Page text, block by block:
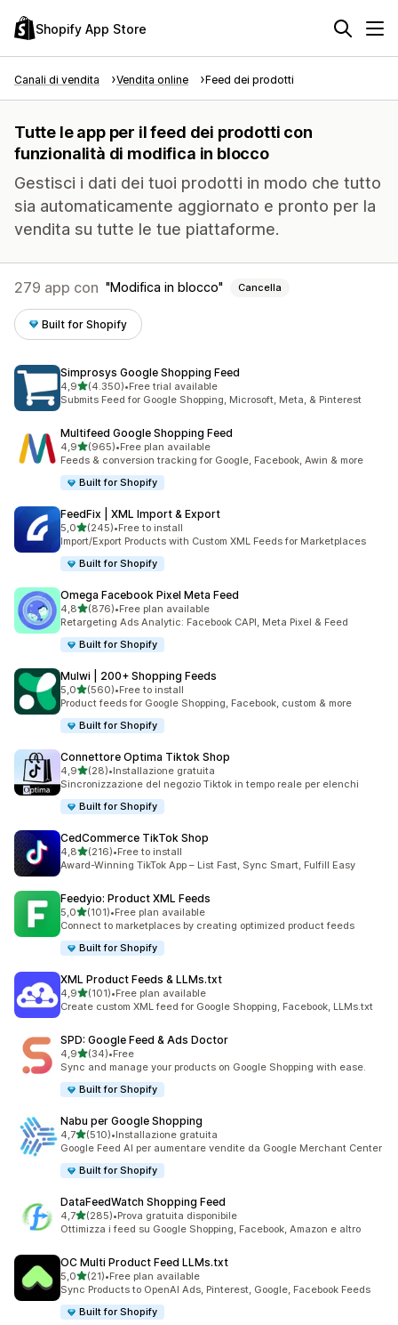
Shopify App Store
Canali di vendita Vendita online Feed dei prodotti
Tutte le app per il feed dei prodotti con
funzionalità di modifica in blocco
Gestisci i dati dei tuoi prodotti in modo che tutto
sia automaticamente aggiornato e pronto per la
vendita su tutte le tue piattaforme.
279 app con Modifica in blocco Cancella
Built for Shopify
Simprosys Google Shopping Feed
4,9stelle su 5
(4.350)
4350 recensioni totali
•Free trial available
Submits Feed for Google Shopping, Microsoft, Meta, & Pinterest
Multifeed Google Shopping Feed
4,9stelle su 5
(965)
965 recensioni totali
•Free plan available
Feeds & conversion tracking for Google, Facebook, Awin & more
Built for Shopify
FeedFix | XML Import & Export
5,0stelle su 5
(245)
245 recensioni totali
•Free to install
Import/Export Products with Custom XML Feeds for Marketplaces
Built for Shopify
Omega Facebook Pixel Meta Feed
4,8stelle su 5
(876)
876 recensioni totali
•Free plan available
Retargeting Ads Analytic: Facebook CAPI, Meta Pixel & Feed
Built for Shopify
Mulwi | 200+ Shopping Feeds
5,0stelle su 5
(560)
560 recensioni totali
•Free to install
Product feeds for Google Shopping, Facebook, custom & more
Built for Shopify
Connettore Optima Tiktok Shop
4,9stelle su 5
(28)
28 recensioni totali
•Installazione gratuita
Sincronizzazione del negozio Tiktok in tempo reale per elenchi
Built for Shopify
CedCommerce TikTok Shop
4,8stelle su 5
(216)
216 recensioni totali
•Free to install
Award-Winning TikTok App – List Fast, Sync Smart, Fulfill Easy
Feedyio: Product XML Feeds
5,0stelle su 5
(101)
101 recensioni totali
•Free plan available
Connect to marketplaces by creating optimized product feeds
Built for Shopify
XML Product Feeds & LLMs.txt
4,9stelle su 5
(101)
101 recensioni totali
•Free plan available
Create custom XML feed for Google Shopping, Facebook, LLMs.txt
SPD: Google Feed & Ads Doctor
4,9stelle su 5
(34)
34 recensioni totali
•Free
Sync and manage your products on Google Shopping with ease.
Built for Shopify
Nabu per Google Shopping
4,7stelle su 5
(510)
510 recensioni totali
•Installazione gratuita
Google Feed AI per aumentare vendite da Google Merchant Center
Built for Shopify
DataFeedWatch Shopping Feed
4,7stelle su 5
(285)
285 recensioni totali
•Prova gratuita disponibile
Ottimizza i feed su Google Shopping, Facebook, Amazon e altro
OC Multi Product Feed LLMs.txt
5,0stelle su 5
(21)
21 recensioni totali
•Free plan available
Sync Products to OpenAI Ads, Pinterest, Google, Facebook Feeds
Built for Shopify